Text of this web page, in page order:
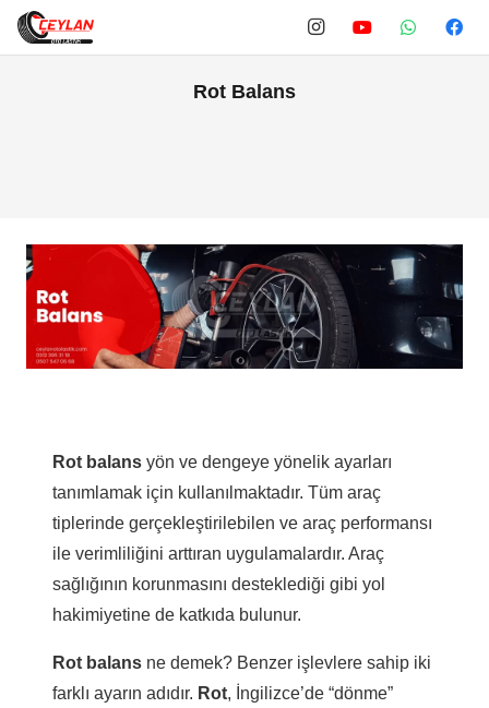
Rot Balans
Rot balans yön ve dengeye yönelik ayarları
tanımlamak için kullanılmaktadır. Tüm araç
tiplerinde gerçekleştirilebilen ve araç performansı
ile verimliliğini arttıran uygulamalardır. Araç
sağlığının korunmasını desteklediği gibi yol
hakimiyetine de katkıda bulunur.
Rot balans ne demek? Benzer işlevlere sahip iki
farklı ayarın adıdır. Rot, İngilizce’de “dönme”